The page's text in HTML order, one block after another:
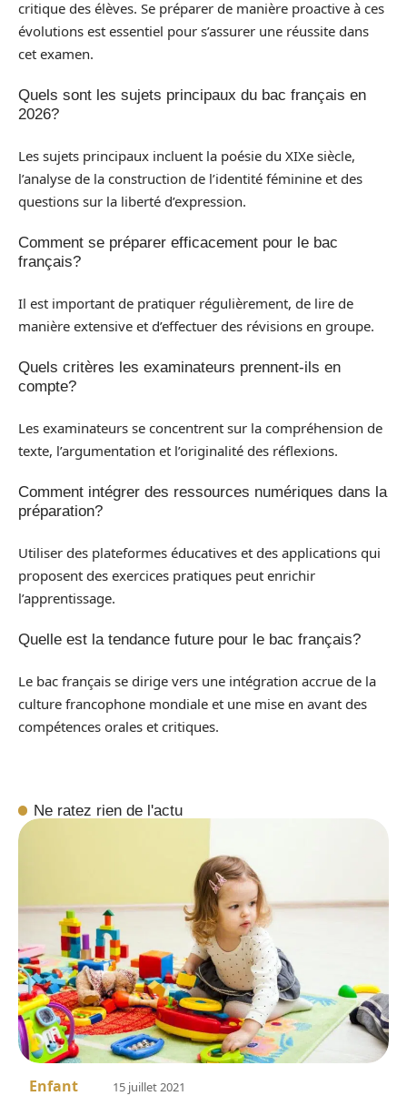
critique des élèves. Se préparer de manière proactive à ces
évolutions est essentiel pour s’assurer une réussite dans
cet examen.
Quels sont les sujets principaux du bac français en
2026?
Les sujets principaux incluent la poésie du XIXe siècle,
l’analyse de la construction de l’identité féminine et des
questions sur la liberté d’expression.
Comment se préparer efficacement pour le bac
français?
Il est important de pratiquer régulièrement, de lire de
manière extensive et d’effectuer des révisions en groupe.
Quels critères les examinateurs prennent-ils en
compte?
Les examinateurs se concentrent sur la compréhension de
texte, l’argumentation et l’originalité des réflexions.
Comment intégrer des ressources numériques dans la
préparation?
Utiliser des plateformes éducatives et des applications qui
proposent des exercices pratiques peut enrichir
l’apprentissage.
Quelle est la tendance future pour le bac français?
Le bac français se dirige vers une intégration accrue de la
culture francophone mondiale et une mise en avant des
compétences orales et critiques.
Ne ratez rien de l'actu
Enfant 15 juillet 2021